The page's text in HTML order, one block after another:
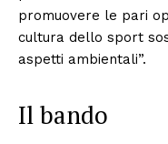
promuovere le pari
cultura dello sport
aspetti ambientali”.
Il bando